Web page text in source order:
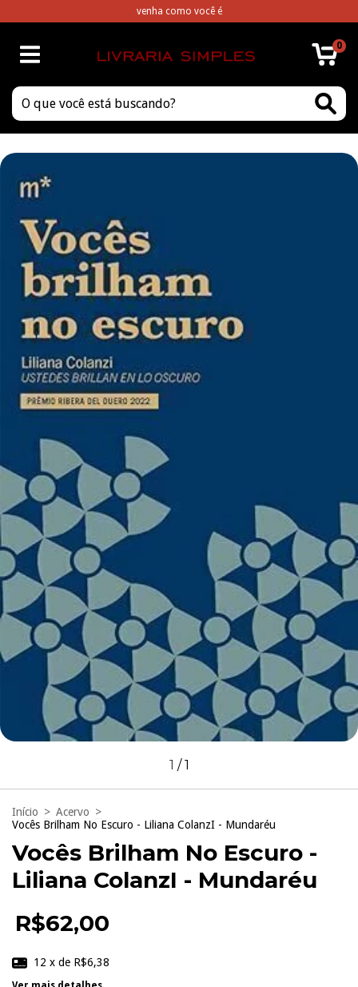
venha como você é
0
1 /1
Início > Acervo >
Vocês Brilham No Escuro - Liliana ColanzI - Mundaréu
Vocês Brilham No Escuro -
Liliana ColanzI - Mundaréu
R$62,00
12 x de R$6,38